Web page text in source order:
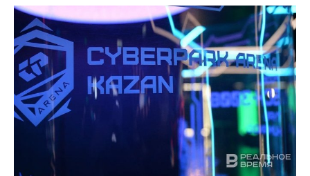
КОРОЛИ ГОСЗАКАЗА ПФО
ВУЗЫ ТАТАРСТАНА
КОМУ ПРИНАДЛЕЖАТ
ТОРГОВЫЕ ЦЕНТРЫ
ТАТАРСТАНА
ФИНАНСЫ
БАНКИ
БЮДЖЕТ
ИНВЕСТИЦИИ
НОВОСТИ
ПРОМЫШЛЕННОСТИ
АГРОПРОМ
МАШИНОСТРОЕНИЕ
НЕФТЕХИМИЯ
НЕФТЬ
НЕДВИЖИМОСТЬ
НОВОСТИ НЕДВИЖИМОСТИ
АВТО
НОВОСТИ АВТО
БИЗНЕС
НОВОСТИ БИЗНЕСА
РОЗНИЧНАЯ ТОРГОВЛЯ
ТЕХНОЛОГИИ
НОВОСТИ ТЕХНОЛОГИЙ
МЕРОПРИЯТИЯ